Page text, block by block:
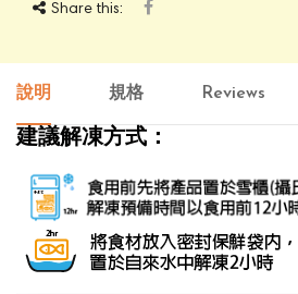
Share this:
說明 規格 Reviews
建議解凍方式：